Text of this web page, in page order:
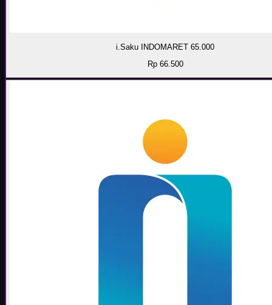
i.Saku INDOMARET 65.000
Rp 66.500